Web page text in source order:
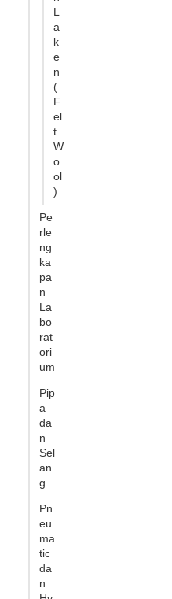
L
a
k
e
n
(
F
el
t
W
o
ol
)
Pe
rle
ng
ka
pa
n
La
bo
rat
ori
um
Pip
a
da
n
Sel
an
g
Pn
eu
ma
tic
da
n